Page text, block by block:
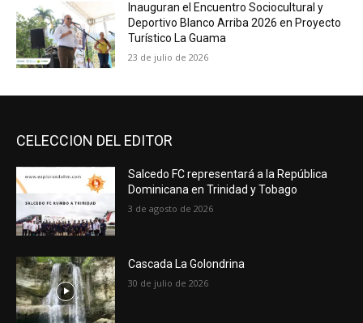
Inauguran el Encuentro Sociocultural y
Deportivo Blanco Arriba 2026 en Proyecto
Turístico La Guama
23 de julio de 2026
CELECCION DEL EDITOR
Salcedo FC representará a la República
Dominicana en Trinidad y Tobago
3 de agosto de 2026
Cascada La Golondrina
30 de julio de 2026